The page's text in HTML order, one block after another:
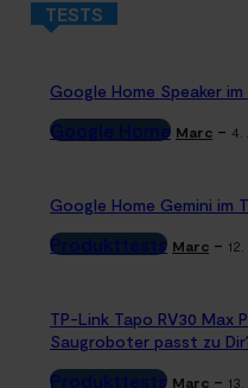
TESTS
Google Home Speaker
Google Home Marc - 4.
Google Home Gemini im
Produkttests Marc -
TP-Link Tapo RV30 Max
Saugroboter passt zu
Produkttests Marc -